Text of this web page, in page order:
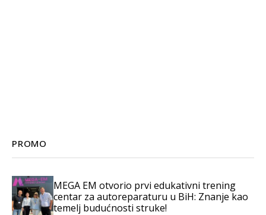
PROMO
MEGA EM otvorio prvi edukativni trening
centar za autoreparaturu u BiH: Znanje kao
temelj budućnosti struke!